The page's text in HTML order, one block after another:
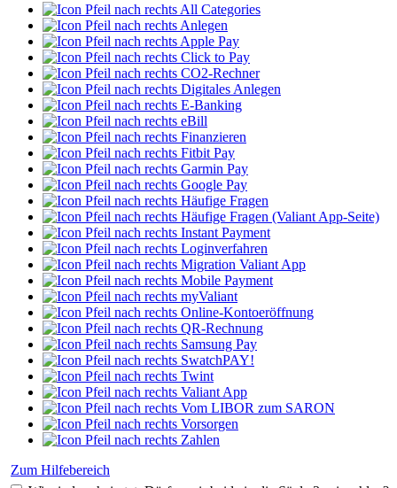
All Categories
Anlegen
Apple Pay
Click to Pay
CO2-Rechner
Digitales Anlegen
E-Banking
eBill
Finanzieren
Fitbit Pay
Garmin Pay
Google Pay
Häufige Fragen
Häufige Fragen (Valiant App-Seite)
Instant Payment
Loginverfahren
Migration Valiant App
Mobile Payment
myValiant
Online-Kontoeröffnung
QR-Rechnung
Samsung Pay
SwatchPAY!
Twint
Valiant App
Vom LIBOR zum SARON
Vorsorgen
Zahlen
Zum Hilfebereich